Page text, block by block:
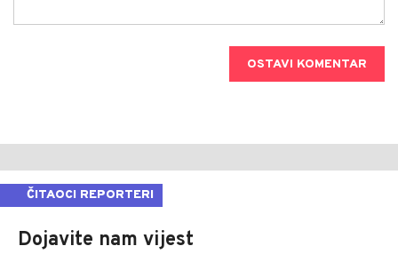
OSTAVI KOMENTAR
ČITAOCI REPORTERI
Dojavite nam vijest